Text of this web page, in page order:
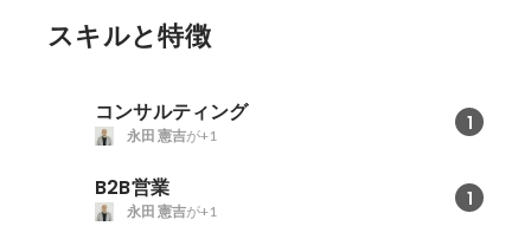
スキルと特徴
コンサルティング 1
永田 憲吉が+1
B2B営業 1
永田 憲吉が+1